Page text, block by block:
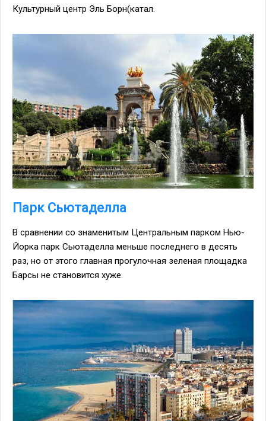
Культурный центр Эль Борн(катал.
Парк Сьютаделла
В сравнении со знаменитым Центральным парком Нью-
Йорка парк Сьютаделла меньше последнего в десять
раз, но от этого главная прогулочная зеленая площадка
Барсы не становится хуже.